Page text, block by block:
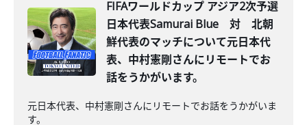
FIFAワールドカップ アジア2次予選
日本代表Samurai Blue 対 北朝
鮮代表のマッチについて元日本代
表、中村憲剛さんにリモートでお
話をうかがいます。
元日本代表、中村憲剛さんにリモートでお話をうかがいま
す。